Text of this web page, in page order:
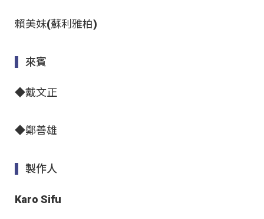
賴美妹(蘇利雅柏)
來賓
◆戴文正
◆鄭善雄
製作人
Karo Sifu